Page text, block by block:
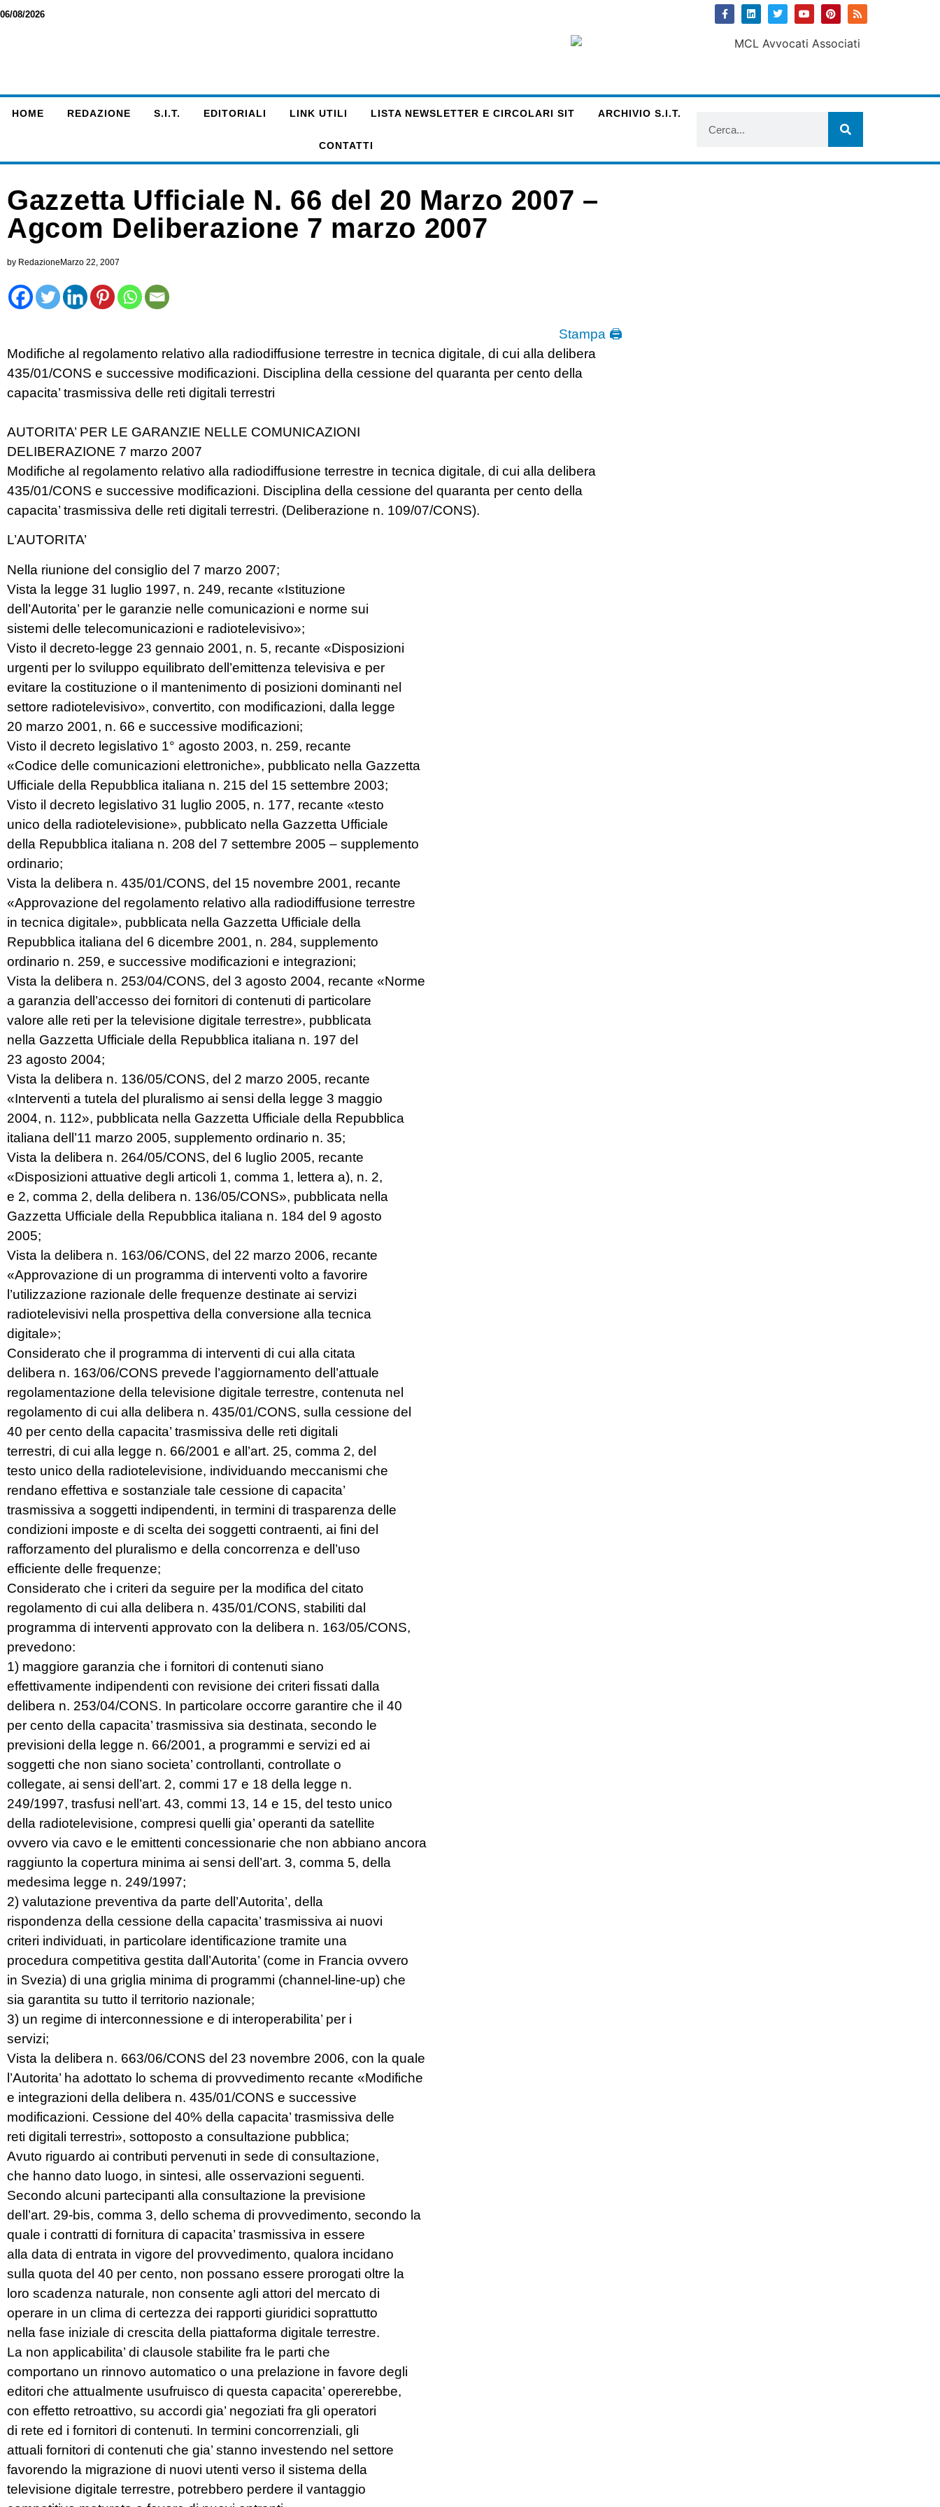
06/08/2026
HOME REDAZIONE S.I.T. EDITORIALI LINK UTILI LISTA NEWSLETTER E CIRCOLARI SIT ARCHIVIO S.I.T.
CONTATTI
Gazzetta Ufficiale N. 66 del 20 Marzo 2007 –
Agcom Deliberazione 7 marzo 2007
by Redazione Marzo 22, 2007
Stampa 🖨
Modifiche al regolamento relativo alla radiodiffusione terrestre in tecnica digitale, di cui alla delibera
435/01/CONS e successive modificazioni. Disciplina della cessione del quaranta per cento della
capacita’ trasmissiva delle reti digitali terrestri
AUTORITA’ PER LE GARANZIE NELLE COMUNICAZIONI
DELIBERAZIONE 7 marzo 2007
Modifiche al regolamento relativo alla radiodiffusione terrestre in tecnica digitale, di cui alla delibera
435/01/CONS e successive modificazioni. Disciplina della cessione del quaranta per cento della
capacita’ trasmissiva delle reti digitali terrestri. (Deliberazione n. 109/07/CONS).
L’AUTORITA’
Nella riunione del consiglio del 7 marzo 2007;
Vista la legge 31 luglio 1997, n. 249, recante «Istituzione
dell’Autorita’ per le garanzie nelle comunicazioni e norme sui
sistemi delle telecomunicazioni e radiotelevisivo»;
Visto il decreto-legge 23 gennaio 2001, n. 5, recante «Disposizioni
urgenti per lo sviluppo equilibrato dell’emittenza televisiva e per
evitare la costituzione o il mantenimento di posizioni dominanti nel
settore radiotelevisivo», convertito, con modificazioni, dalla legge
20 marzo 2001, n. 66 e successive modificazioni;
Visto il decreto legislativo 1° agosto 2003, n. 259, recante
«Codice delle comunicazioni elettroniche», pubblicato nella Gazzetta
Ufficiale della Repubblica italiana n. 215 del 15 settembre 2003;
Visto il decreto legislativo 31 luglio 2005, n. 177, recante «testo
unico della radiotelevisione», pubblicato nella Gazzetta Ufficiale
della Repubblica italiana n. 208 del 7 settembre 2005 – supplemento
ordinario;
Vista la delibera n. 435/01/CONS, del 15 novembre 2001, recante
«Approvazione del regolamento relativo alla radiodiffusione terrestre
in tecnica digitale», pubblicata nella Gazzetta Ufficiale della
Repubblica italiana del 6 dicembre 2001, n. 284, supplemento
ordinario n. 259, e successive modificazioni e integrazioni;
Vista la delibera n. 253/04/CONS, del 3 agosto 2004, recante «Norme
a garanzia dell’accesso dei fornitori di contenuti di particolare
valore alle reti per la televisione digitale terrestre», pubblicata
nella Gazzetta Ufficiale della Repubblica italiana n. 197 del
23 agosto 2004;
Vista la delibera n. 136/05/CONS, del 2 marzo 2005, recante
«Interventi a tutela del pluralismo ai sensi della legge 3 maggio
2004, n. 112», pubblicata nella Gazzetta Ufficiale della Repubblica
italiana dell’11 marzo 2005, supplemento ordinario n. 35;
Vista la delibera n. 264/05/CONS, del 6 luglio 2005, recante
«Disposizioni attuative degli articoli 1, comma 1, lettera a), n. 2,
e 2, comma 2, della delibera n. 136/05/CONS», pubblicata nella
Gazzetta Ufficiale della Repubblica italiana n. 184 del 9 agosto
2005;
Vista la delibera n. 163/06/CONS, del 22 marzo 2006, recante
«Approvazione di un programma di interventi volto a favorire
l’utilizzazione razionale delle frequenze destinate ai servizi
radiotelevisivi nella prospettiva della conversione alla tecnica
digitale»;
Considerato che il programma di interventi di cui alla citata
delibera n. 163/06/CONS prevede l’aggiornamento dell’attuale
regolamentazione della televisione digitale terrestre, contenuta nel
regolamento di cui alla delibera n. 435/01/CONS, sulla cessione del
40 per cento della capacita’ trasmissiva delle reti digitali
terrestri, di cui alla legge n. 66/2001 e all’art. 25, comma 2, del
testo unico della radiotelevisione, individuando meccanismi che
rendano effettiva e sostanziale tale cessione di capacita’
trasmissiva a soggetti indipendenti, in termini di trasparenza delle
condizioni imposte e di scelta dei soggetti contraenti, ai fini del
rafforzamento del pluralismo e della concorrenza e dell’uso
efficiente delle frequenze;
Considerato che i criteri da seguire per la modifica del citato
regolamento di cui alla delibera n. 435/01/CONS, stabiliti dal
programma di interventi approvato con la delibera n. 163/05/CONS,
prevedono:
1) maggiore garanzia che i fornitori di contenuti siano
effettivamente indipendenti con revisione dei criteri fissati dalla
delibera n. 253/04/CONS. In particolare occorre garantire che il 40
per cento della capacita’ trasmissiva sia destinata, secondo le
previsioni della legge n. 66/2001, a programmi e servizi ed ai
soggetti che non siano societa’ controllanti, controllate o
collegate, ai sensi dell’art. 2, commi 17 e 18 della legge n.
249/1997, trasfusi nell’art. 43, commi 13, 14 e 15, del testo unico
della radiotelevisione, compresi quelli gia’ operanti da satellite
ovvero via cavo e le emittenti concessionarie che non abbiano ancora
raggiunto la copertura minima ai sensi dell’art. 3, comma 5, della
medesima legge n. 249/1997;
2) valutazione preventiva da parte dell’Autorita’, della
rispondenza della cessione della capacita’ trasmissiva ai nuovi
criteri individuati, in particolare identificazione tramite una
procedura competitiva gestita dall’Autorita’ (come in Francia ovvero
in Svezia) di una griglia minima di programmi (channel-line-up) che
sia garantita su tutto il territorio nazionale;
3) un regime di interconnessione e di interoperabilita’ per i
servizi;
Vista la delibera n. 663/06/CONS del 23 novembre 2006, con la quale
l’Autorita’ ha adottato lo schema di provvedimento recante «Modifiche
e integrazioni della delibera n. 435/01/CONS e successive
modificazioni. Cessione del 40% della capacita’ trasmissiva delle
reti digitali terrestri», sottoposto a consultazione pubblica;
Avuto riguardo ai contributi pervenuti in sede di consultazione,
che hanno dato luogo, in sintesi, alle osservazioni seguenti.
Secondo alcuni partecipanti alla consultazione la previsione
dell’art. 29-bis, comma 3, dello schema di provvedimento, secondo la
quale i contratti di fornitura di capacita’ trasmissiva in essere
alla data di entrata in vigore del provvedimento, qualora incidano
sulla quota del 40 per cento, non possano essere prorogati oltre la
loro scadenza naturale, non consente agli attori del mercato di
operare in un clima di certezza dei rapporti giuridici soprattutto
nella fase iniziale di crescita della piattaforma digitale terrestre.
La non applicabilita’ di clausole stabilite fra le parti che
comportano un rinnovo automatico o una prelazione in favore degli
editori che attualmente usufruisco di questa capacita’ opererebbe,
con effetto retroattivo, su accordi gia’ negoziati fra gli operatori
di rete ed i fornitori di contenuti. In termini concorrenziali, gli
attuali fornitori di contenuti che gia’ stanno investendo nel settore
favorendo la migrazione di nuovi utenti verso il sistema della
televisione digitale terrestre, potrebbero perdere il vantaggio